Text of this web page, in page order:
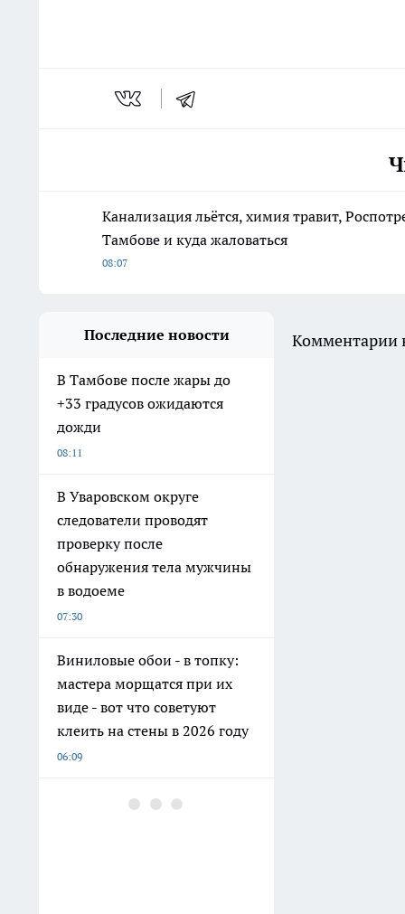
Канализация льётся, химия травит,
Тамбове и куда жаловаться
08:07
Последние новости
В Тамбове после жары до
+33 градусов ожидаются
дожди
08:11
В Уваровском округе
следователи проводят
проверку после
обнаружения тела мужчины
в водоеме
07:30
Виниловые обои - в топку:
мастера морщатся при их
виде - вот что советуют
клеить на стены в 2026 году
06:09
Как правильно отвечать на
Комментарии